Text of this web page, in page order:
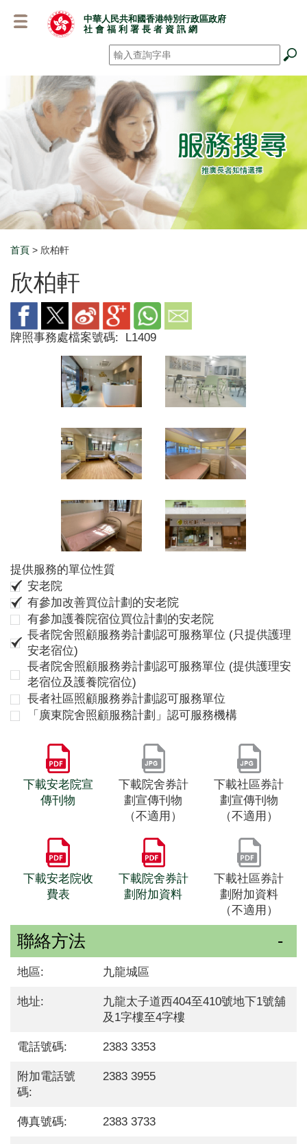
中華人民共和國香港特別行政區政府
社 會 福 利 署 長 者 資 訊 網
搜尋 *
Breadcrumb
首頁 > 欣柏軒
欣柏軒
牌照事務處檔案號碼: L1409
提供服務的單位性質
安老院
有參加改善買位計劃的安老院
有參加護養院宿位買位計劃的安老院
長者院舍照顧服務劵計劃認可服務單位 (只提供護理
安老宿位)
長者院舍照顧服務劵計劃認可服務單位 (提供護理安
老宿位及護養院宿位)
長者社區照顧服務券計劃認可服務單位
「廣東院舍照顧服務計劃」認可服務機構
下載安老院宣
傳刊物
下載院舍券計
劃宣傳刊物
（不適用）
下載社區券計
劃宣傳刊物
（不適用）
下載安老院收
費表
下載院舍券計
劃附加資料
下載社區券計
劃附加資料
（不適用）
聯絡方法
地區: 九龍城區
地址:
九龍太子道西404至410號地下1號舖
及1字樓至4字樓
電話號碼: 2383 3353
附加電話號
碼:
2383 3955
傳真號碼: 2383 3733